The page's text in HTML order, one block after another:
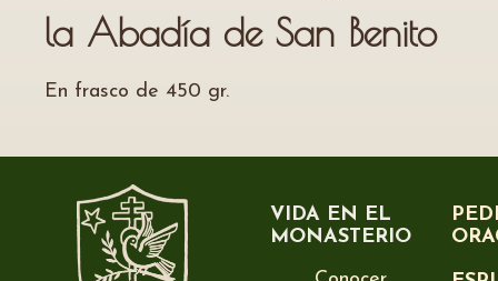
la Abadía de San Benito
En frasco de 450 gr.
VIDA EN EL
MONASTERIO